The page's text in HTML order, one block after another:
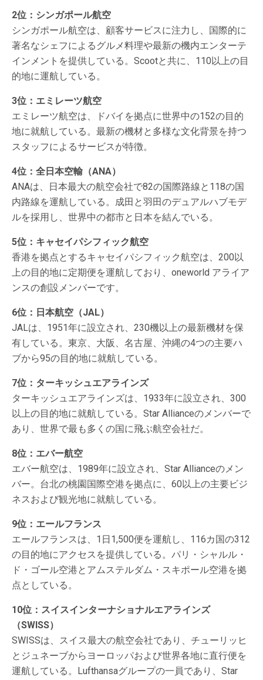
2位：シンガポール航空
シンガポール航空は、顧客サービスに注力し、国際的に
著名なシェフによるグルメ料理や最新の機内エンターテ
インメントを提供している。Scootと共に、110以上の目
的地に運航している。
3位：エミレーツ航空
エミレーツ航空は、ドバイを拠点に世界中の152の目的
地に就航している。最新の機材と多様な文化背景を持つ
スタッフによるサービスが特徴。
4位：全日本空輸（ANA）
ANAは、日本最大の航空会社で82の国際路線と118の国
内路線を運航している。成田と羽田のデュアルハブモデ
ルを採用し、世界中の都市と日本を結んでいる。
5位：キャセイパシフィック航空
香港を拠点とするキャセイパシフィック航空は、200以
上の目的地に定期便を運航しており、oneworld アライア
ンスの創設メンバーです。
6位：日本航空（JAL）
JALは、1951年に設立され、230機以上の最新機材を保
有している。東京、大阪、名古屋、沖縄の4つの主要ハ
ブから95の目的地に就航している。
7位：ターキッシュエアラインズ
ターキッシュエアラインズは、1933年に設立され、300
以上の目的地に就航している。Star Allianceのメンバーで
あり、世界で最も多くの国に飛ぶ航空会社だ。
8位：エバー航空
エバー航空は、1989年に設立され、Star Allianceのメン
バー。台北の桃園国際空港を拠点に、60以上の主要ビジ
ネスおよび観光地に就航している。
9位：エールフランス
エールフランスは、1日1,500便を運航し、116カ国の312
の目的地にアクセスを提供している。パリ・シャルル・
ド・ゴール空港とアムステルダム・スキポール空港を拠
点としている。
10位：スイスインターナショナルエアラインズ
（SWISS）
SWISSは、スイス最大の航空会社であり、チューリッヒ
とジュネーブからヨーロッパおよび世界各地に直行便を
運航している。Lufthansaグループの一員であり、Star